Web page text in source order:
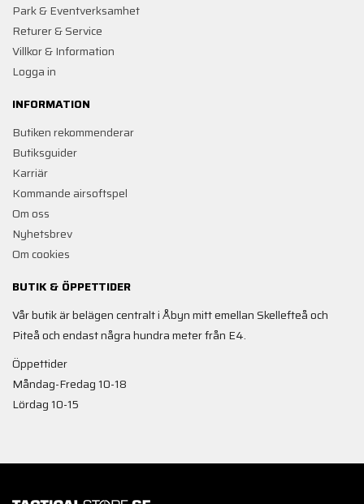
Park & Eventverksamhet
Returer & Service
Villkor & Information
Logga in
INFORMATION
Butiken rekommenderar
Butiksguider
Karriär
Kommande airsoftspel
Om oss
Nyhetsbrev
Om cookies
BUTIK & ÖPPETTIDER
Vår butik är belägen centralt i Åbyn mitt emellan Skellefteå och
Piteå och endast några hundra meter från E4.
Öppettider
Måndag-Fredag 10-18
Lördag 10-15